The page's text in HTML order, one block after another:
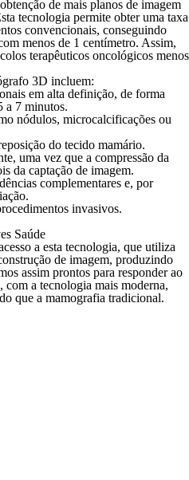
de mais planos de imagem
tecnologia permite obter uma taxa
convencionais, conseguindo
menos de 1 centímetro. Assim,
terapêuticos oncológicos menos
3D incluem:
em alta definição, de forma
a 7 minutos.
nódulos, microcalcificações ou
do tecido mamário.
uma vez que a compressão da
da captação de imagem.
complementares e, por
invasivos.
Saúde
a esta tecnologia, que utiliza
de imagem, produzindo
assim prontos para responder ao
, com a tecnologia mais moderna,
que a mamografia tradicional.